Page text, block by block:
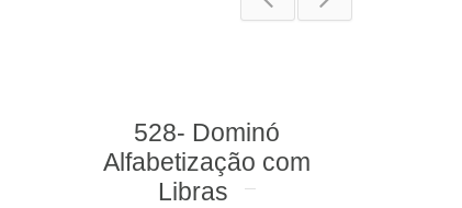
528- Dominó
Alfabetização com
Libras